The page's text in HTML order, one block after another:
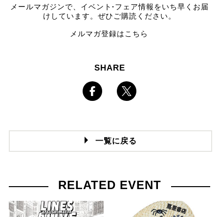
メールマガジンで、イベント ·フェア情報をいち早くお届
けしています。ぜひご購読ください。
メルマガ登録はこちら
SHARE
一覧に戻る
RELATED EVENT